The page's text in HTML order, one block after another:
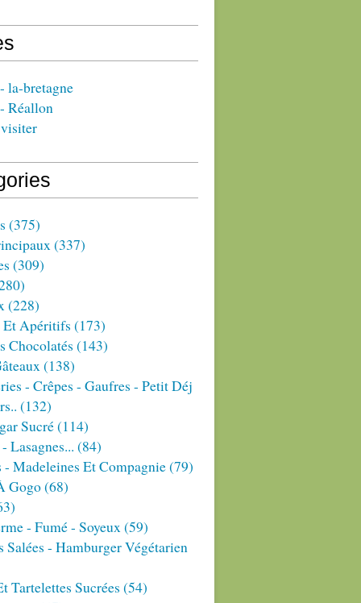
la-bretagne
Réallon
(375)
(337)
(309)
(228)
Et Apéritifs (173)
Chocolatés (143)
(138)
- Crêpes - Gaufres - Petit Déj
(132)
Sucré(114)
Lasagnes... (84)
Madeleines Et Compagnie(79)
Gogo(68)
- Fumé - Soyeux(59)
Salées - Hamburger Végétarien
Tartelettes Sucrées (54)